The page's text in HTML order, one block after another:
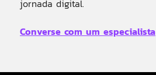
jornada digital.
Converse com um especialista